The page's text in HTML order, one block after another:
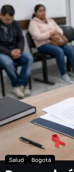
Salud Bogotá